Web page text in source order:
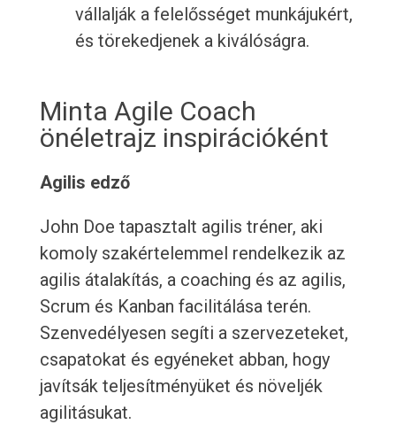
vállalják a felelősséget munkájukért,
és törekedjenek a kiválóságra.
Minta Agile Coach
önéletrajz inspirációként
Agilis edző
John Doe tapasztalt agilis tréner, aki
komoly szakértelemmel rendelkezik az
agilis átalakítás, a coaching és az agilis,
Scrum és Kanban facilitálása terén.
Szenvedélyesen segíti a szervezeteket,
csapatokat és egyéneket abban, hogy
javítsák teljesítményüket és növeljék
agilitásukat.